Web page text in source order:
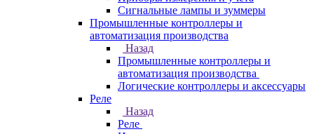
Сигнальные лампы и зуммеры
Промышленные контроллеры и
автоматизация производства
Назад
Промышленные контроллеры и
автоматизация производства
Логические контроллеры и аксессуары
Реле
Назад
Реле